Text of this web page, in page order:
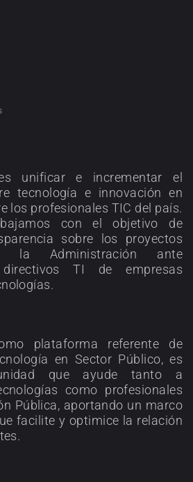
unificar e incrementar el
tecnología e innovación en
los profesionales TIC del país.
con el objetivo de
sobre los proyectos
la Administración ante
TI de empresas
plataforma referente de
en Sector Público, es
que ayude tanto a
como profesionales
Pública, aportando un marco
facilite y optimice la relación